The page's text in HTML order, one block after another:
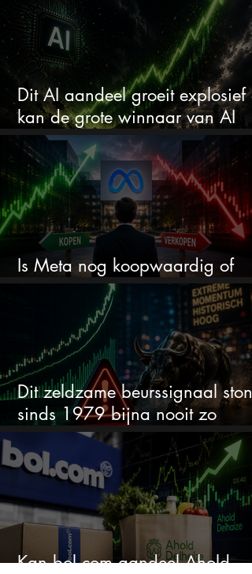
Dit AI aandeel groeit explosief
kan de grote winnaar van AI
worden
Is Meta nog koopwaardig of
wordt het tijd om te verkopen?
Dit zeldzame beurssignaal stond
sinds 1979 bijna nooit zo
extreem
Kan bol.com aandeel Ahold